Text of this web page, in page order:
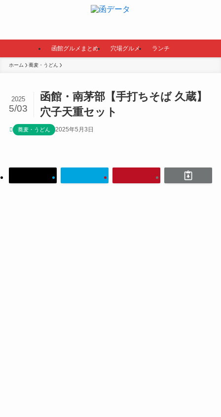
函館グルメまとめ 穴場グルメ ランチ
ホーム 蕎麦・うどん
函館・南茅部【手打ちそば 久蔵】
穴子天重セット
2025
5/03
蕎麦・うどん 2025年5月3日